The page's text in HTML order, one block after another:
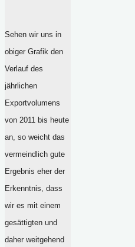
Sehen wir uns in
obiger Grafik den
Verlauf des
jährlichen
Exportvolumens
von 2011 bis heute
an, so weicht das
vermeindlich gute
Ergebnis eher der
Erkenntnis, dass
wir es mit einem
gesättigten und
daher weitgehend